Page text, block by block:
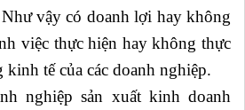
vậy có doanh lợi hay không
việc thực hiện hay không thực
kinh tế của các doanh nghiệp.
nghiệp sản xuất kinh doanh